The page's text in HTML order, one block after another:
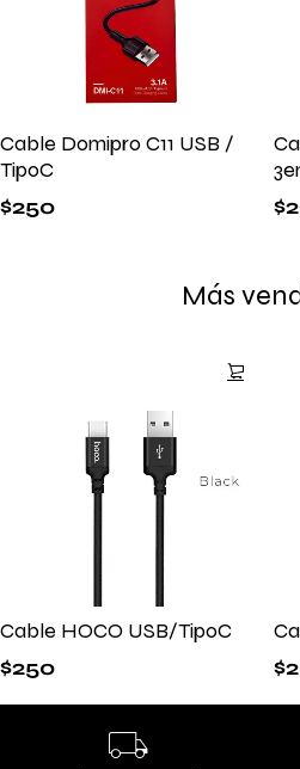
Cable Domipro C11 USB /
TipoC
$250
$
Más
Cable HOCO USB/TipoC
$250
$